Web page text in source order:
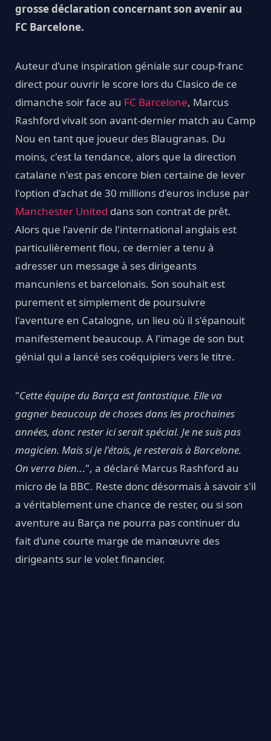
grosse déclaration concernant son avenir au
FC Barcelone.
Auteur d'une inspiration géniale sur coup-franc
direct pour ouvrir le score lors du Clasico de ce
dimanche soir face au FC Barcelone, Marcus
Rashford vivait son avant-dernier match au Camp
Nou en tant que joueur des Blaugranas. Du
moins, c'est la tendance, alors que la direction
catalane n'est pas encore bien certaine de lever
l'option d'achat de 30 millions d'euros incluse par
Manchester United dans son contrat de prêt.
Alors que l'avenir de l'international anglais est
particulièrement flou, ce dernier a tenu à
adresser un message à ses dirigeants
mancuniens et barcelonais. Son souhait est
purement et simplement de poursuivre
l'aventure en Catalogne, un lieu où il s'épanouit
manifestement beaucoup. A l'image de son but
génial qui a lancé ses coéquipiers vers le titre.
"Cette équipe du Barça est fantastique. Elle va
gagner beaucoup de choses dans les prochaines
années, donc rester ici serait spécial. Je ne suis pas
magicien. Mais si je l'étais, je resterais à Barcelone.
On verra bien...", a déclaré Marcus Rashford au
micro de la BBC. Reste donc désormais à savoir s'il
a véritablement une chance de rester, ou si son
aventure au Barça ne pourra pas continuer du
fait d'une courte marge de manœuvre des
dirigeants sur le volet financier.